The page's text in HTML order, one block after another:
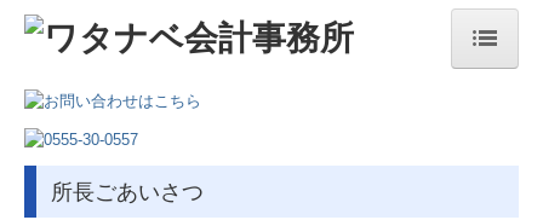
ホーム
事務所について
事務所案内
所長ごあいさつ